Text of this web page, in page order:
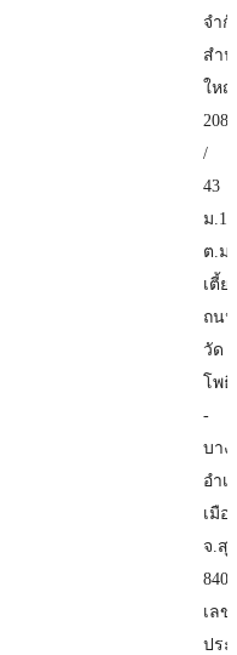
จำกั
สำ
ใหญ่
208
/
43
ม.1
ต.ม
เตี้ย
ถนน
วัด
โพธิ์
-
บา
อำเ
เมือง
จ.สุ
เลข
ประ